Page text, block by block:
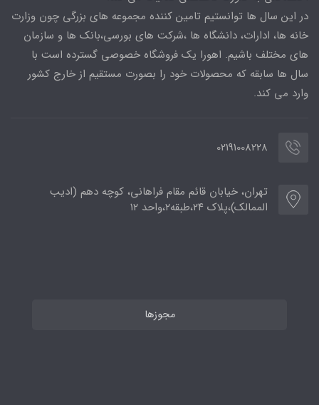
در این سال ها توانستیم تامین کننده مجموعه های بزرگی چون وزارت
خانه ها، ادارات، دانشگاه ها ،شرکت های بورسی،بانک ها و سازمان
های مختلف باشیم. اهورا یک فروشگاه خصوصی گسترده است با
سال ها سابقه که محصولات خود را بصورت مستقیم از خارج کشور
وارد می کند.
02191008228
تهران، خیابان قائم مقام فراهانی، کوچه دهم (ادیب
الممالک)،پلاک ۲۴،طبقه۲،واحد ۱۲
مجوزها